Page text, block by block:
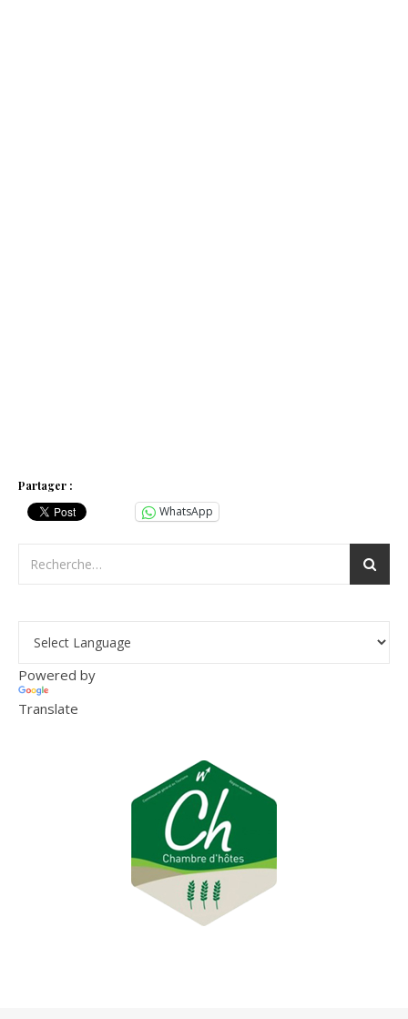
Partager :
WhatsApp
Powered by
Translate